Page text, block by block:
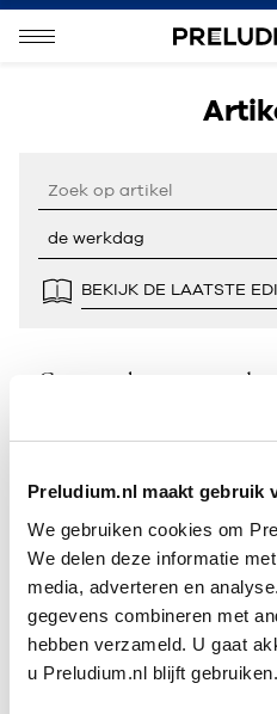
Preludium.nl maakt gebruik
We gebruiken cookies om
We delen deze informatie
media, adverteren en
gegevens combineren met
hebben verzameld. U gaat
u Preludium.nl blijft gebruiken.
BEKIJK DE LAATSTE
Geen resultaten gevonden